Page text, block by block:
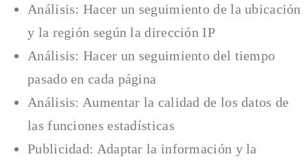
Análisis: Hacer un seguimiento de la ubicación
y la región según la dirección IP
Análisis: Hacer un seguimiento del tiempo
pasado en cada página
Análisis: Aumentar la calidad de los datos de
las funciones estadísticas
Publicidad: Adaptar la información y la